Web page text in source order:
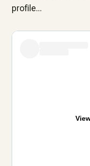
profile...